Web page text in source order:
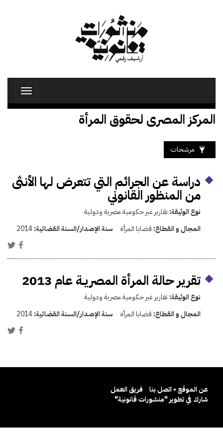
Toggle
المركز المصرى لحقوق المرأة
مرشحات
دراسة عن الجرائم التي تتعرض لها الأنثى
من المنظور القانوني
نوع الوثيقة: تقارير غير حكومية مصرية ودولية
المجال و القطاع: قضايا المرأة سنة الإصدار/السنة القضائية:2014
تقرير حالة المرأة المصريــة عام 2013
نوع الوثيقة: تقارير غير حكومية مصرية ودولية
المجال و القطاع: قضايا المرأة سنة الإصدار/السنة القضائية:2014
عن الموقع • اتصل بنا
فريق العمل
شارك في تطوير "منشورات قانونية"